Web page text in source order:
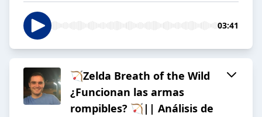
03:41
🏹Zelda Breath of the Wild
¿Funcionan las armas
rompibles? 🏹|| Análisis de